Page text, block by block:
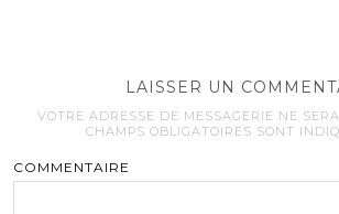
LAISSER UN
VOTRE ADRESSE DE MESSAGERIE NE
CHAMPS OBLIGATOIRES SONT
COMMENTAIRE